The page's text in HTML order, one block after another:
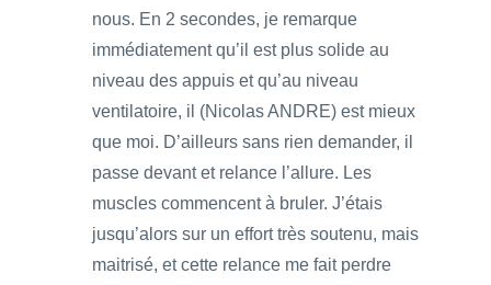
nous. En 2 secondes, je remarque
immédiatement qu’il est plus solide au
niveau des appuis et qu’au niveau
ventilatoire, il (Nicolas ANDRE) est mieux
que moi. D’ailleurs sans rien demander, il
passe devant et relance l’allure. Les
muscles commencent à bruler. J’étais
jusqu’alors sur un effort très soutenu, mais
maitrisé, et cette relance me fait perdre